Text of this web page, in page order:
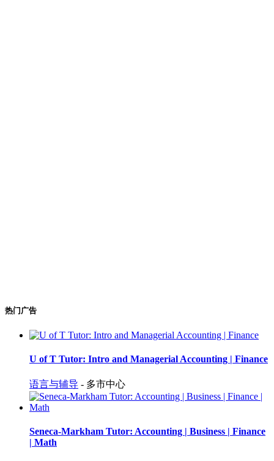
热门广告
U of T Tutor: Intro and Managerial Accounting | Finance
语言与辅导 - 多市中心
Seneca-Markham Tutor: Accounting | Business | Finance
| Math